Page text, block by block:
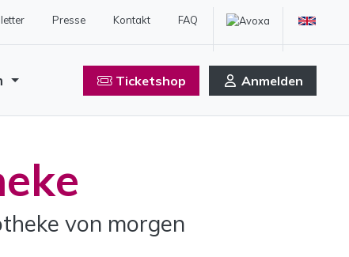
Presse Kontakt FAQ
Ticketshop Anmelden
von morgen